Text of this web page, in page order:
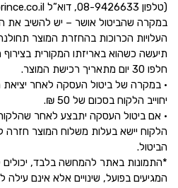
(טלפון 08-9426633, דוא”ל info@littleprince.co.il.)
במקרה שהביטול אושר – יש להשיב את
העלויות הכרוכות בהחזרת המוצר
תיעשה כשהוא באריזתו המקורית בצירוף
חלפו 30 יום מתאריך רכישת המוצר.
• במקרה של ביטול העסקה לאחר
יחוייב הלקוח בסכום של 50 ₪.
• אם ביטול העסקה יתבצע לאחר
הלקוח יישא בעלות משלוח המוצר חזרה
הביטול.
*התמונות באתר להמחשה בלבד, יכולים
המגיעים בפועל, שינויים אלא אינם עילה